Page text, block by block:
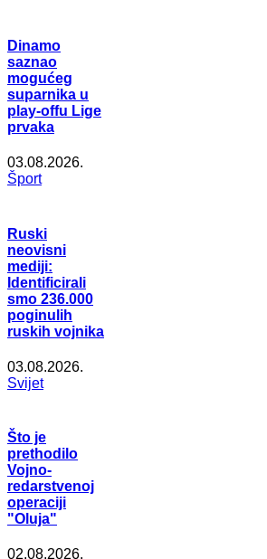
Dinamo
saznao
mogućeg
suparnika u
play-offu Lige
prvaka
03.08.2026.
Šport
Ruski
neovisni
mediji:
Identificirali
smo 236.000
poginulih
ruskih vojnika
03.08.2026.
Svijet
Što je
prethodilo
Vojno-
redarstvenoj
operaciji
"Oluja"
02.08.2026.